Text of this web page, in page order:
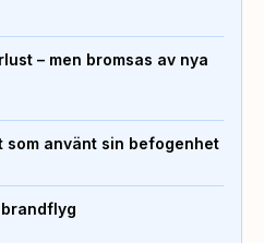
– men bromsas av nya
som använt sin befogenhet